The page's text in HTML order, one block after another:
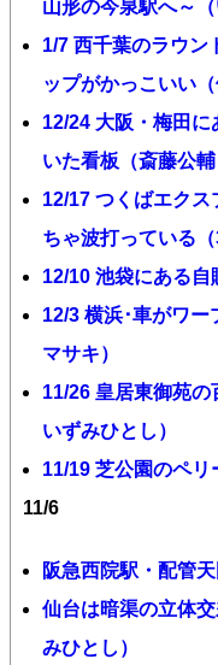
山形の今泉駅へ～
1/7 西千葉のラウン
ップがかっこいい（
12/24 大阪・梅田
いた看板（斎藤公輔
12/17 つくばエク
ちゃ波打っている
12/10 池袋にある自
12/3 横浜･車がワ
マサキ）
11/26 皇居東御苑の
いずみひとし）
11/19 芝公園のペリ
11/6
阪急西院駅・配管
仙台は暗渠の立体
みひとし）